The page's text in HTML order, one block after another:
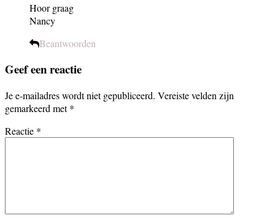
Hoor graag
Nancy
Beantwoorden
Geef een reactie
Je e-mailadres wordt niet gepubliceerd. Vereiste velden zijn
gemarkeerd met*
Reactie *